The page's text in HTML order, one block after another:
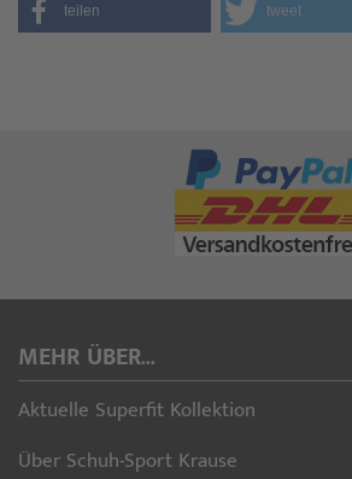
teilen tweet
MEHR ÜBER...
Aktuelle Superfit Kollektion
Über Schuh-Sport Krause